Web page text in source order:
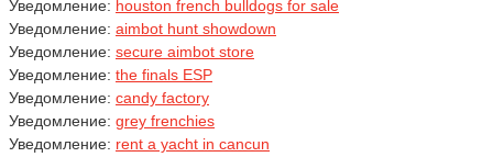
Уведомление: houston french bulldogs for sale
Уведомление: aimbot hunt showdown
Уведомление: secure aimbot store
Уведомление: the finals ESP
Уведомление: candy factory
Уведомление: grey frenchies
Уведомление: rent a yacht in cancun